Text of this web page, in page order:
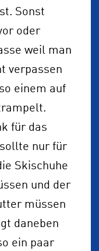
Sonst
oder
weil man
verpassen
einem auf
für das
nur für
Skischuhe
und der
müssen
daneben
ein paar